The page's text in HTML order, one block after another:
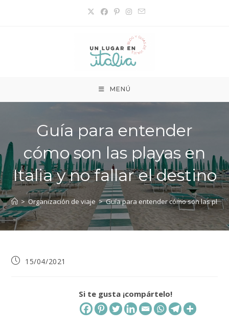
MENÚ
Guía para entender
cómo son las playas en
Italia y no fallar el destino
> Organización de viaje > Guía para entender cómo son las
Publicación
15/04/2021
Si te gusta ¡compártelo!